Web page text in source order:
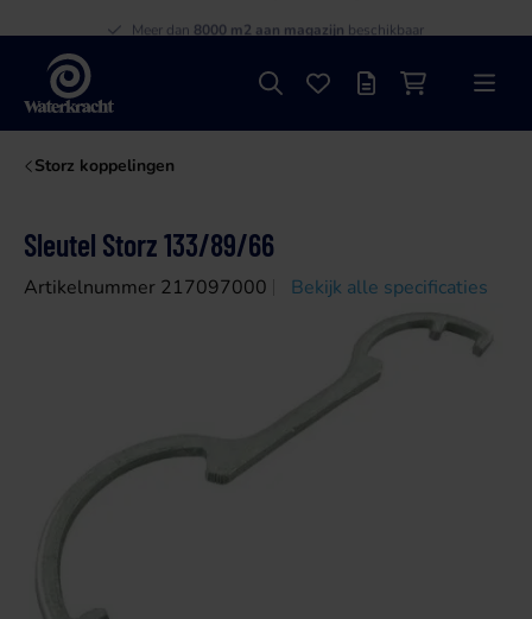
Waterkracht
ZoekenFavorieten
OffertelijstWinkelwagen
Menu
Storz koppelingen
Sleutel Storz 133/89/66
Artikelnummer 217097000 Bekijk alle specificaties